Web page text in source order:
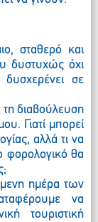
σταθερό και
δυστυχώς όχι
σε
τη διαβούλευση
Γιατί μπορεί
αλλά τι να
φορολογικό θα
ημέρα των
να
τουριστική